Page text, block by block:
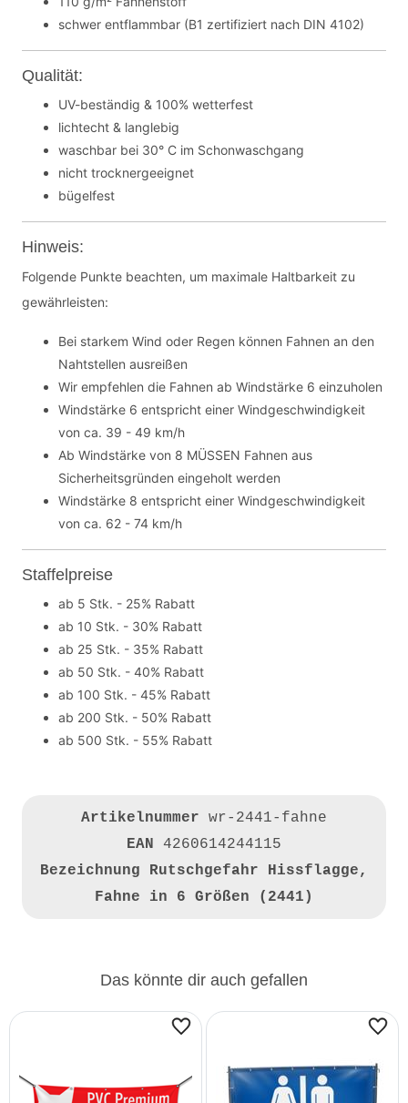
schwer entflammbar (B1 zertifiziert nach DIN 4102)
Qualität:
UV-beständig & 100% wetterfest
lichtecht & langlebig
waschbar bei 30° C im Schonwaschgang
nicht trocknergeeignet
bügelfest
Hinweis:
Folgende Punkte beachten, um maximale Haltbarkeit zu
gewährleisten:
Bei starkem Wind oder Regen können Fahnen an den
Nahtstellen ausreißen
Wir empfehlen die Fahnen ab Windstärke 6 einzuholen
Windstärke 6 entspricht einer Windgeschwindigkeit
von ca. 39 - 49 km/h
Ab Windstärke von 8 MÜSSEN Fahnen aus
Sicherheitsgründen eingeholt werden
Windstärke 8 entspricht einer Windgeschwindigkeit
von ca. 62 - 74 km/h
Staffelpreise
ab 5 Stk. - 25% Rabatt
ab 10 Stk. - 30% Rabatt
ab 25 Stk. - 35% Rabatt
ab 50 Stk. - 40% Rabatt
ab 100 Stk. - 45% Rabatt
ab 200 Stk. - 50% Rabatt
ab 500 Stk. - 55% Rabatt
Artikelnummer wr-2441-fahne
EAN 4260614244115
Bezeichnung Rutschgefahr Hissflagge,
Fahne in 6 Größen (2441)
Das könnte dir auch gefallen